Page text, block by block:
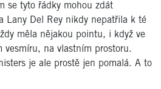
se tyto řádky mohou zdát
Lany Del Rey nikdy nepatřila k té
měla nějakou pointu, i když ve
vesmíru, na vlastním prostoru.
je ale prostě jen pomalá. A to